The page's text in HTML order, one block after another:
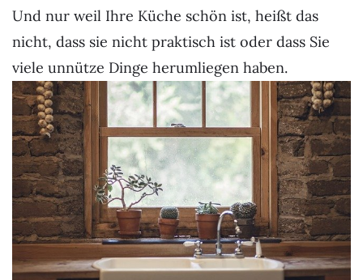
Und nur weil Ihre Küche schön ist, heißt das
nicht, dass sie nicht praktisch ist oder dass Sie
viele unnütze Dinge herumliegen haben.